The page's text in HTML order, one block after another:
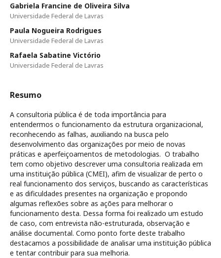
Gabriela Francine de Oliveira Silva
Universidade Federal de Lavras
Paula Nogueira Rodrigues
Universidade Federal de Lavras
Rafaela Sabatine Victório
Universidade Federal de Lavras
Resumo
A consultoria pública é de toda importância para
entendermos o funcionamento da estrutura organizacional,
reconhecendo as falhas, auxiliando na busca pelo
desenvolvimento das organizações por meio de novas
práticas e aperfeiçoamentos de metodologias. O trabalho
tem como objetivo descrever uma consultoria realizada em
uma instituição pública (CMEI), afim de visualizar de perto o
real funcionamento dos serviços, buscando as características
e as dificuldades presentes na organização e propondo
algumas reflexões sobre as ações para melhorar o
funcionamento desta. Dessa forma foi realizado um estudo
de caso, com entrevista não-estruturada, observação e
análise documental. Como ponto forte deste trabalho
destacamos a possibilidade de analisar uma instituição pública
e tentar contribuir para sua melhoria.